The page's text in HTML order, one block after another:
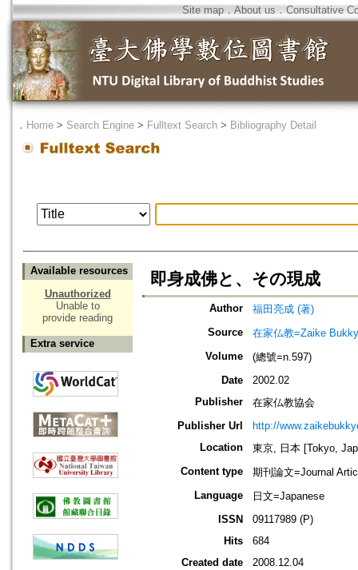
Site map．About us ． Consultative
． Home > Search Engine > Fulltext Search > Bibliography Detail
Available resources
Unauthorized
Unable to
provide reading
Extra service
即身成佛と、その現成
Author
福田亮成 (著)
Source
在家仏教=Zaike
Volume
(總號=n.597)
Date
2002.02
Publisher
在家仏教協会
Publisher Url
http://
Location
東京, 日本 [Tokyo,
Content type
期刊論文=Journal
Language
日文=Japanese
ISSN
09117989 (P)
Hits
684
Created date
2008.12.04